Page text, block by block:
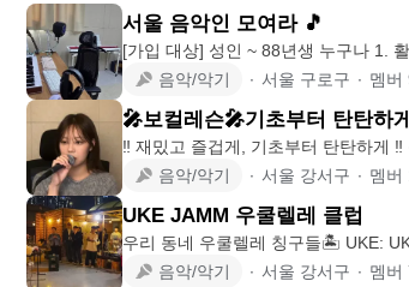
서울 음악인 모여라 🎵
음악/악기
∙ 서울 구로구 ∙ 멤버
🎤보컬레슨🎤기초부터 탄탄하게
음악/악기
∙ 서울 강서구 ∙ 멤버
UKE JAMM 우쿨렐레 클럽
음악/악기
∙ 서울 강서구 ∙ 멤버